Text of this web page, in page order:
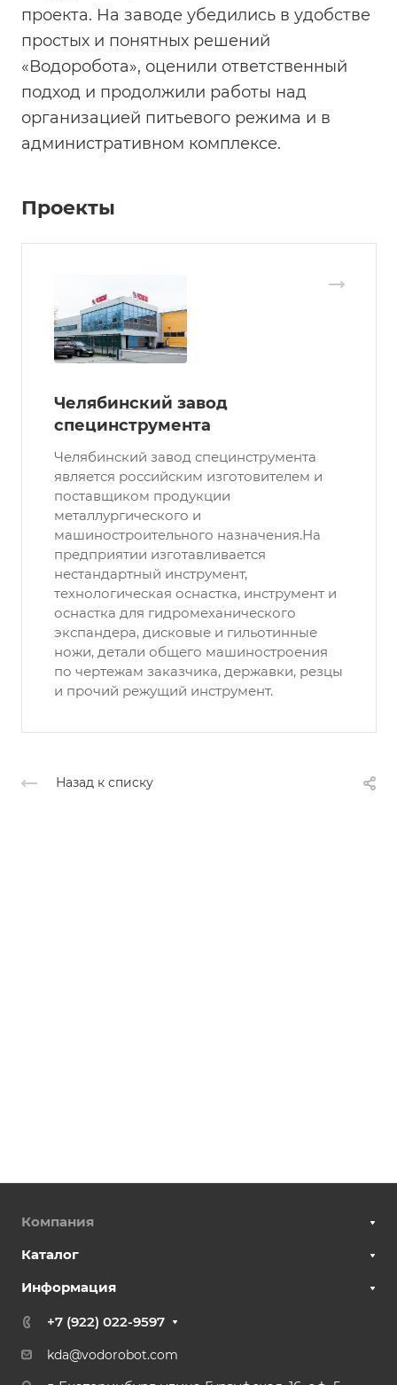
проекта. На заводе убедились в удобстве
простых и понятных решений
«Водоробота», оценили ответственный
подход и продолжили работы над
организацией питьевого режима и в
административном комплексе.
Проекты
Челябинский завод
специнструмента
Челябинский завод специнструмента
является российским изготовителем и
поставщиком продукции
металлургического и
машиностроительного назначения.На
предприятии изготавливается
нестандартный инструмент,
технологическая оснастка, инструмент и
оснастка для гидромеханического
экспандера, дисковые и гильотинные
ножи, детали общего машиностроения
по чертежам заказчика, державки, резцы
и прочий режущий инструмент.
Назад к списку
Компания
Каталог
Информация
+7 (922) 022-9597
kda@vodorobot.com